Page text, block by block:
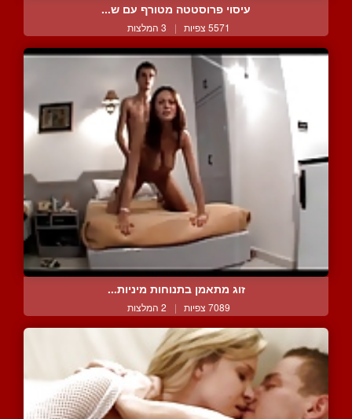
עיסוי פרוסטטה מטורף עם ש...
5571 צפיות | 3 המלצות
זוג מתאמן בתנוחות מיניות...
7089 צפיות | 2 המלצות